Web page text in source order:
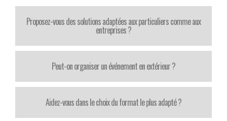
Proposez-vous des solutions adaptées aux particuliers comme aux
entreprises ?
Peut-on organiser un événement en extérieur ?
Aidez-vous dans le choix du format le plus adapté ?